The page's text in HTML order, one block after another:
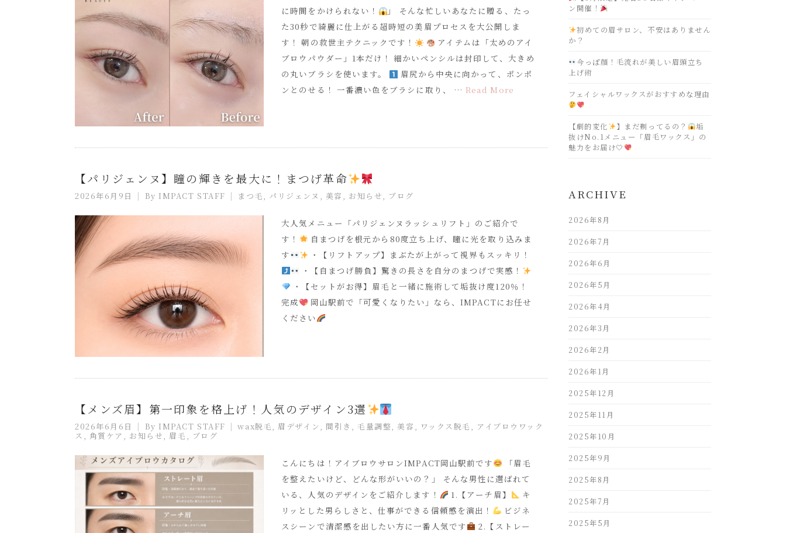
に時間をかけられない！
」 そんな忙しいあなたに贈る、たっ
た30秒で綺麗に仕上がる超時短の美眉プロセスを大公開しま
す！ 朝の救世主テクニックです！
アイテムは「太めのアイ
ブロウパウダー」1本だけ！ 細かいペンシルは封印して、大きめ
の丸いブラシを使います。
眉尻から中央に向かって、ポンポ
ンとのせる！ 一番濃い色をブラシに取り、 …Read More
【パリジェンヌ】瞳の輝きを最大に！まつげ革命
2026年6月9日 By IMPACT STAFF まつ毛 パリジェンヌ 美容 お知らせ ブログ
大人気メニュー「パリジェンヌラッシュリフト」のご紹介で
す！
自まつげを根元から80度立ち上げ、瞳に光を取り込みま
す
・【リフトアップ】まぶたが上がって視界もスッキリ！
・【自まつげ勝負】驚きの長さを自分のまつげで実感！
・【セットがお得】眉毛と一緒に施術して垢抜け度120％！
完成
岡山駅前で「可愛くなりたい」なら、IMPACTにお任せ
ください
【メンズ眉】第一印象を格上げ！人気のデザイン3選
2026年6月6日 By IMPACT STAFF wax脱毛, 眉デザイン, 間引き ,毛量調整, 美容 , ワックス脱毛 , アイブロウワック
ス , 角質ケア , お知らせ, 眉毛 , ブログ
こんにちは！アイブロウサロンIMPACT岡山駅前です
「眉毛
を整えたいけど、どんな形がいいの？」 そんな男性に選ばれて
いる、人気のデザインをご紹介します！
1.【アーチ眉】
キ
リッとした男らしさと、仕事ができる信頼感を演出！
ビジネ
スシーンで清潔感を出したい方に一番人気です
2.【ストレー
ン開催！
初めての眉サロン、不安はありません
か？
今っぽ顔！毛流れが美しい眉頭立ち
上げ術
フェイシャルワックスがおすすめな理由
【劇的変化 】まだ剃ってるの？
垢
抜けNo.1メニュー「眉毛ワックス」の
魅力をお届け🤍
ARCHIVE
2026年8月
2026年7月
2026年6月
2026年5月
2026年4月
2026年3月
2026年2月
2026年1月
2025年12月
2025年11月
2025年10月
2025年9月
2025年8月
2025年7月
2025年5月